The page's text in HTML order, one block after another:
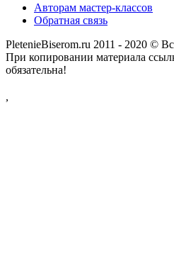
Авторам мастер-классов
Обратная связь
PletenieBiserom.ru 2011 - 2020 ©
При копировании материала
обязательна!
,